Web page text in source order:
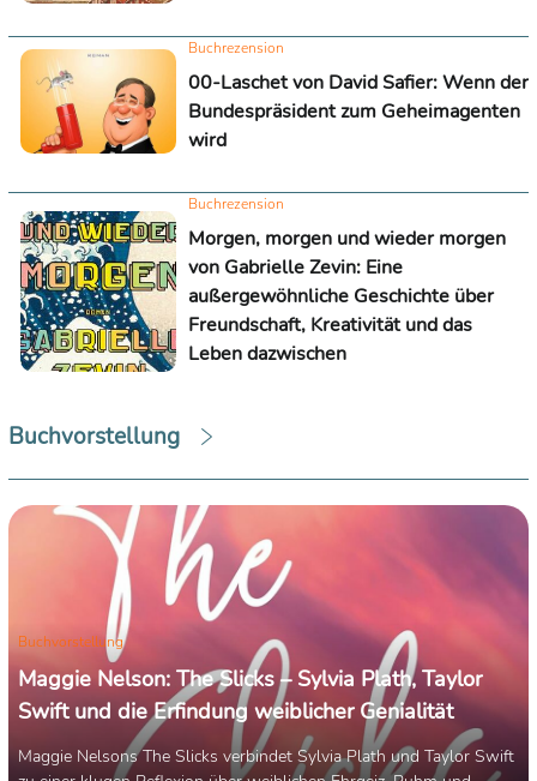
Buchrezension
00-Laschet von David Safier: Wenn der
Bundespräsident zum Geheimagenten
wird
Buchrezension
Morgen, morgen und wieder morgen
von Gabrielle Zevin: Eine
außergewöhnliche Geschichte über
Freundschaft, Kreativität und das
Leben dazwischen
Buchvorstellung
Buchvorstellung
Maggie Nelson: The Slicks – Sylvia Plath, Taylor
Swift und die Erfindung weiblicher Genialität
Maggie Nelsons The Slicks verbindet Sylvia Plath und Taylor Swift